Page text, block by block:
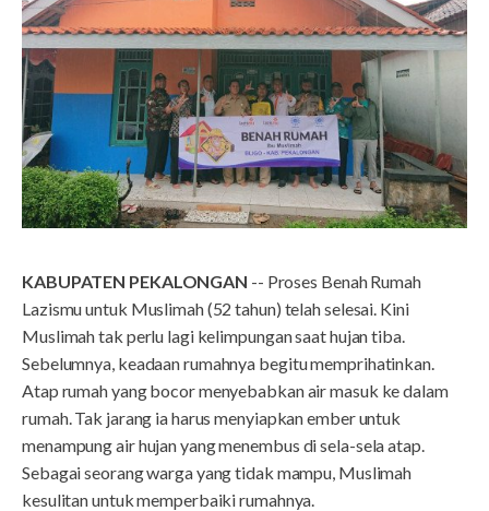
KABUPATEN PEKALONGAN -- Proses Benah Rumah
Lazismu untuk Muslimah (52 tahun) telah selesai. Kini
Muslimah tak perlu lagi kelimpungan saat hujan tiba.
Sebelumnya, keadaan rumahnya begitu memprihatinkan.
Atap rumah yang bocor menyebabkan air masuk ke dalam
rumah. Tak jarang ia harus menyiapkan ember untuk
menampung air hujan yang menembus di sela-sela atap.
Sebagai seorang warga yang tidak mampu, Muslimah
kesulitan untuk memperbaiki rumahnya.